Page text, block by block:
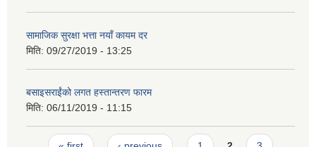
सामाजिक सुरक्षा भत्ता नयाँ कायम दर
मिति: 09/27/2019 - 13:25
बसाइसराईंको लगत हस्तान्तरण फारम
मिति: 06/11/2019 - 11:15